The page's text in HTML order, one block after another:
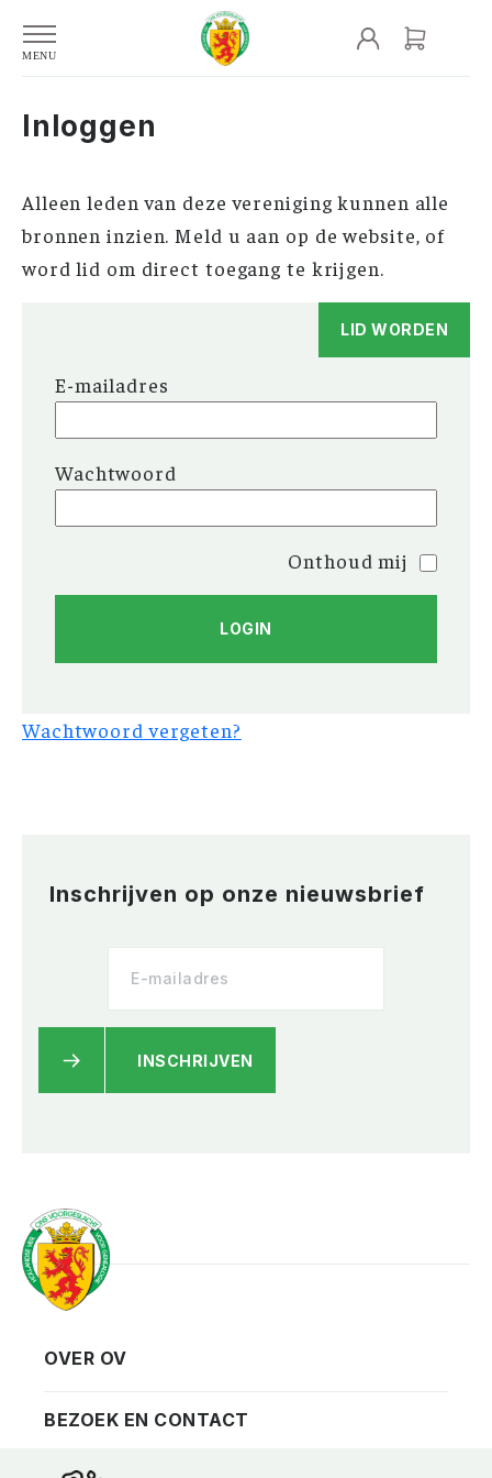
Inloggen
Alleen leden van deze vereniging kunnen alle
bronnen inzien. Meld u aan op de website, of
word lid om direct toegang te krijgen.
LID WORDEN
E-mailadres
Wachtwoord
Onthoud mij
Wachtwoord vergeten?
Inschrijven op onze nieuwsbrief
INSCHRIJVEN
Vereniging
Privacy
Contact
Bezoekadres
OVER OV
BEZOEK EN CONTACT